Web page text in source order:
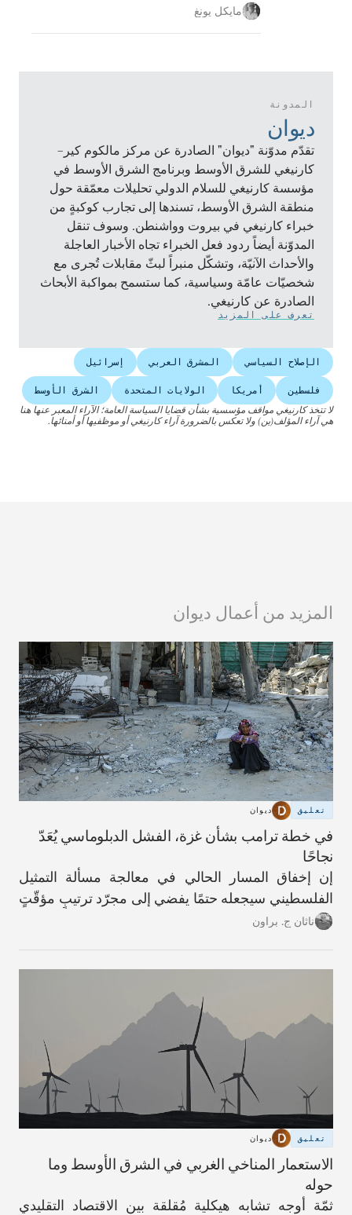
المدونة
ديوان
تقدّم مدوّنة "ديوان" الصادرة عن مركز مالكوم كير–
كارنيغي للشرق الأوسط وبرنامج الشرق الأوسط في
مؤسسة كارنيغي للسلام الدولي تحليلات معمّقة حول
منطقة الشرق الأوسط، تسندها إلى تجارب كوكبةٍ من
خبراء كارنيغي في بيروت وواشنطن. وسوف تنقل
المدوّنة أيضاً ردود فعل الخبراء تجاه الأخبار العاجلة
والأحداث الآنيّة، وتشكّل منبراً لبثّ مقابلات تُجرى مع
شخصيّات عامّة وسياسية، كما ستسمح بمواكبة الأبحاث
الصادرة عن كارنيغي.
تعرف على المزيد
مايكل يونغ
الإصلاح السياسي المشرق العربي إسرائيل
فلسطين أمريكا الولايات المتحدة
الشرق الأوسط
لا تتخذ كارنيغي مواقف مؤسسية بشأن قضايا السياسة العامة؛ الآراء المعبر عنها هنا
هي آراء المؤلف(ين) ولا تعكس بالضرورة آراء كارنيغي أو موظفيها أو أمنائها.
المزيد من أعمال ديوان
تعليق ديوان
في خطة ترامب بشأن غزة، الفشل الدبلوماسي يُعَدّ
نجاحًا
إن إخفاق المسار الحالي في معالجة مسألة التمثيل
الفلسطيني سيجعله حتمًا يفضي إلى مجرّد ترتيبٍ مؤقّتٍ
آخر.ناثان ج. براون
تعليق ديوان
الاستعمار المناخي الغربي في الشرق الأوسط وما
حوله
ثمّة أوجه تشابه هيكلية مُقلقة بين الاقتصاد التقليدي